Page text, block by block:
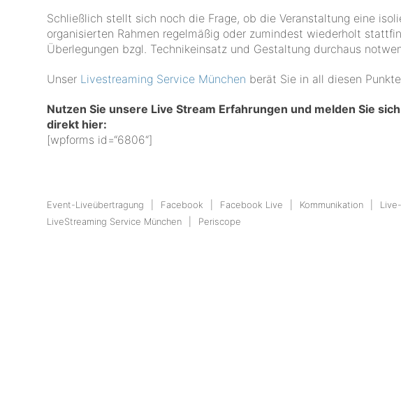
Schließlich stellt sich noch die Frage, ob die Veranstaltung eine
organisierten Rahmen regelmäßig oder zumindest wiederholt
Überlegungen bzgl. Technikeinsatz und Gestaltung durchaus
Unser Livestreaming Service München berät Sie in all diesen
Nutzen Sie unsere Live Stream Erfahrungen und melden Sie
direkt hier:
[wpforms id=“6806“]
Event-Liveübertragung Facebook Facebook Live Kommunikation
LiveStreaming Service München
Periscope